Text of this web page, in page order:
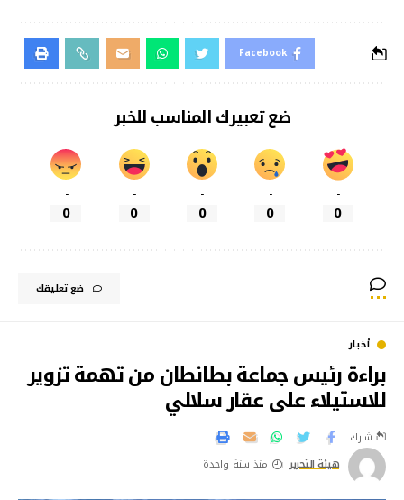
Facebook
ضع تعبيرك المناسب للخبر
-
0
-
0
-
0
-
0
-
0
ضع تعليقك
أخبار
براءة رئيس جماعة بطانطان من تهمة تزوير
للاستيلاء على عقار سلالي
هيئة التحرير منذ سنة واحدة
شارك